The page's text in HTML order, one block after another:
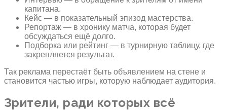
капитана.
Кейс — в показательный эпизод мастерства.
Репортаж — в хронику матча, которая будет
обсуждаться ещё долго.
Подборка или рейтинг — в турнирную таблицу, где
закрепляется результат.
Так реклама перестаёт быть объявлением на стене и
становится частью игры, которую наблюдает аудитория.
Зрители, ради которых всё